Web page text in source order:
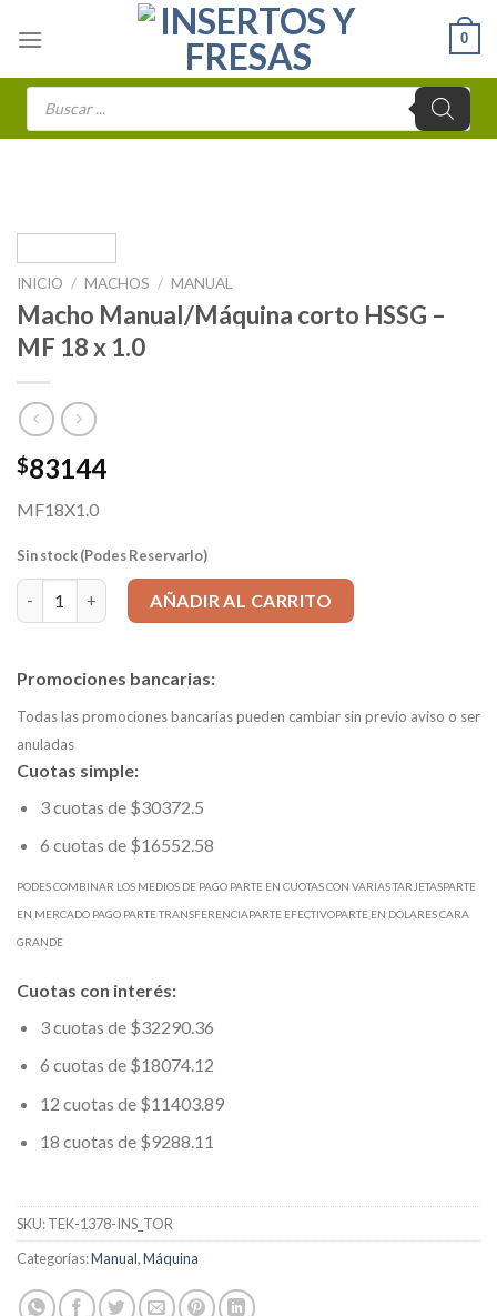
0
Búsqueda
INICIO / MACHOS / MANUAL
Macho Manual/Máquina corto HSSG –
MF 18 x 1.0
$83144
MF18X1.0
Sin stock (Podes Reservarlo)
Macho Manual/Máquina corto HSSG - MF 18 x 1.0 cantidad
AÑADIR AL CARRITO
Promociones bancarias:
Todas las promociones bancarias pueden cambiar sin previo aviso o ser
anuladas
Cuotas simple:
3 cuotas de $30372.5
6 cuotas de $16552.58
PODES COMBINAR LOS MEDIOS DE PAGO PARTE EN CUOTAS CON VARIAS TARJETASPARTE
EN MERCADO PAGO PARTE TRANSFERENCIAPARTE EFECTIVOPARTE EN DOLARES CARA
GRANDE
Cuotas con interés:
3 cuotas de $32290.36
6 cuotas de $18074.12
12 cuotas de $11403.89
18 cuotas de $9288.11
SKU:TEK-1378-INS_TOR
Categorías:Manual,Máquina